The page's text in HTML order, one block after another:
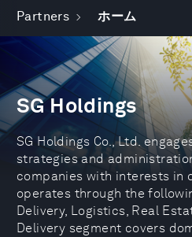
Partners ホーム
SG Holdings
SG Holdings Co., Ltd.
strategies and
companies with interests in
operates through the
Delivery, Logistics, Real
Delivery segment covers